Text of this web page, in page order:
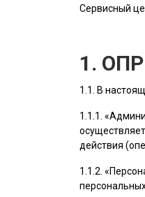
Сервисный
1.
1.1. В
1.1.1. «
действия
1.1.2.